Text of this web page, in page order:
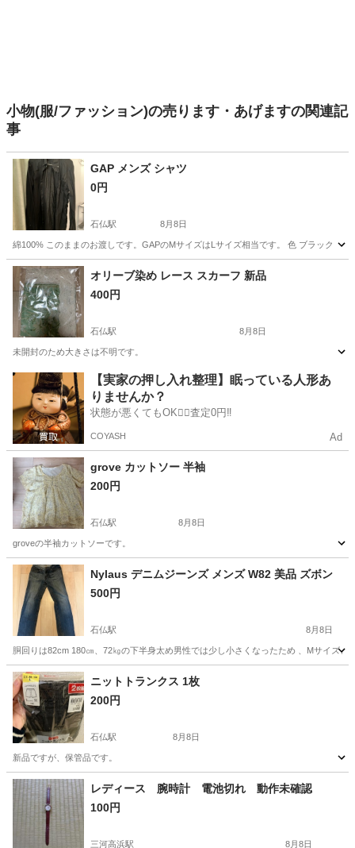
小物(服/ファッション)の売ります・あげますの関連記
事
GAP メンズ シャツ
0円
石仏駅 8月8日
綿100% このままのお渡しです。GAPのMサイズはLサイズ相当です。 色 ブラック
愛知 岩倉市 石仏駅 シャツ
オリーブ染め レース スカーフ 新品
400円
石仏駅 8月8日
未開封のため大きさは不明です。
愛知 岩倉市 石仏駅 小物
【実家の押し入れ整理】眠っている人形あ
りませんか？
状態が悪くてもOK🙆‍♀️査定0円‼️
COYASH Ad
grove カットソー 半袖
200円
石仏駅 8月8日
groveの半袖カットソーです。
愛知 岩倉市 カットソー 洋服
Nylaus デニムジーンズ メンズ W82 美品 ズボン
500円
石仏駅 8月8日
胴回りは82cm 180㎝、72㎏の下半身太め男性では少し小さくなったため 、Mサイズと
愛知 岩倉市 石仏駅 ジーンズ/デニム
ニットトランクス 1枚
200円
石仏駅 8月8日
新品ですが、保管品です。
愛知 岩倉市 石仏駅 服/ファッション ボクサーパンツ
レディース 腕時計 電池切れ 動作未確認
100円
三河高浜駅 8月8日